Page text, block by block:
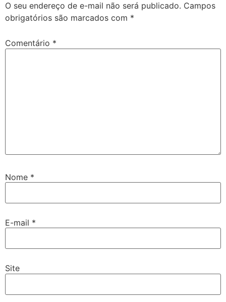
O seu endereço de e-mail não será publicado. Campos
obrigatórios são marcados com *
Comentário *
Nome *
E-mail *
Site